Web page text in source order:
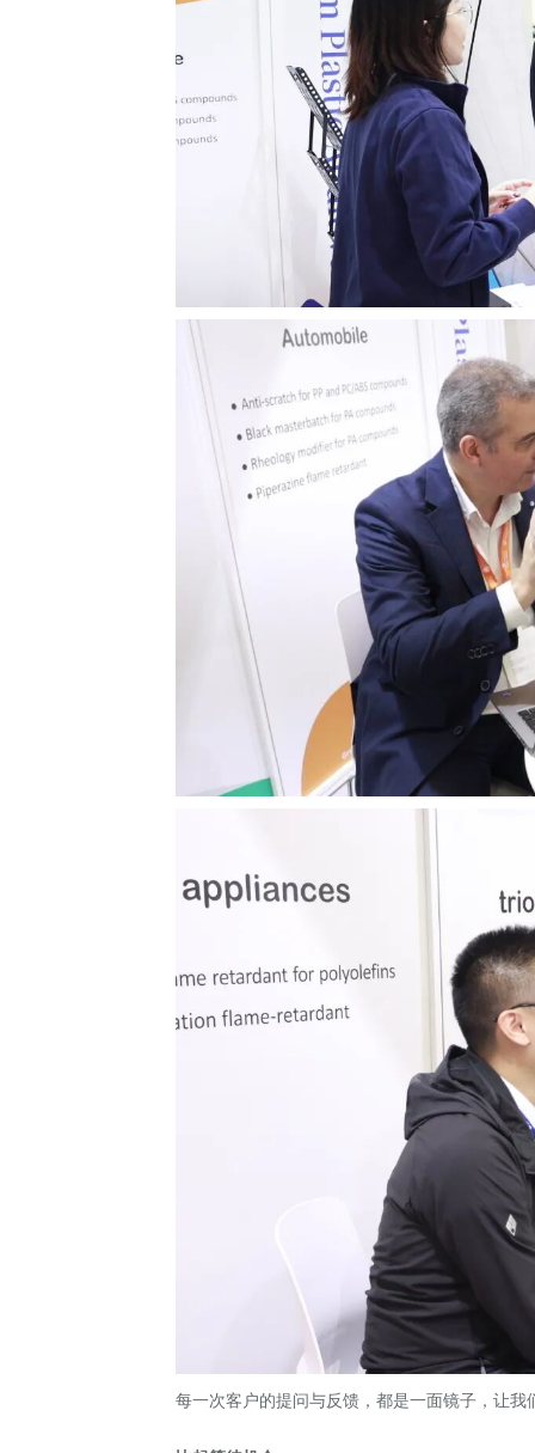
每一次客户的提问与反馈，都是一面镜子，让